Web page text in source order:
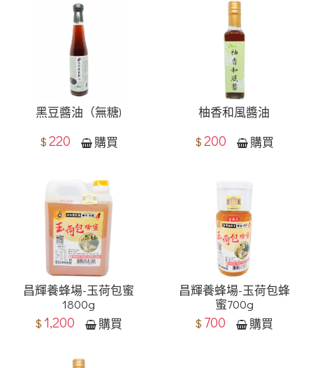
黑豆醬油（無糖)
$220 購買
柚香和風醬油
$200 購買
昌輝養蜂場-玉荷包蜜
1800g
$ 1,200 購買
昌輝養蜂場-玉荷包蜂
蜜700g
$ 700 購買